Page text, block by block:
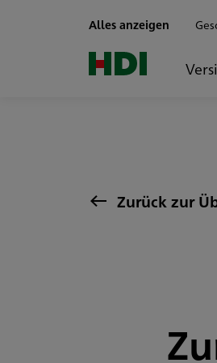
Alles anzeigen
Zurück zur